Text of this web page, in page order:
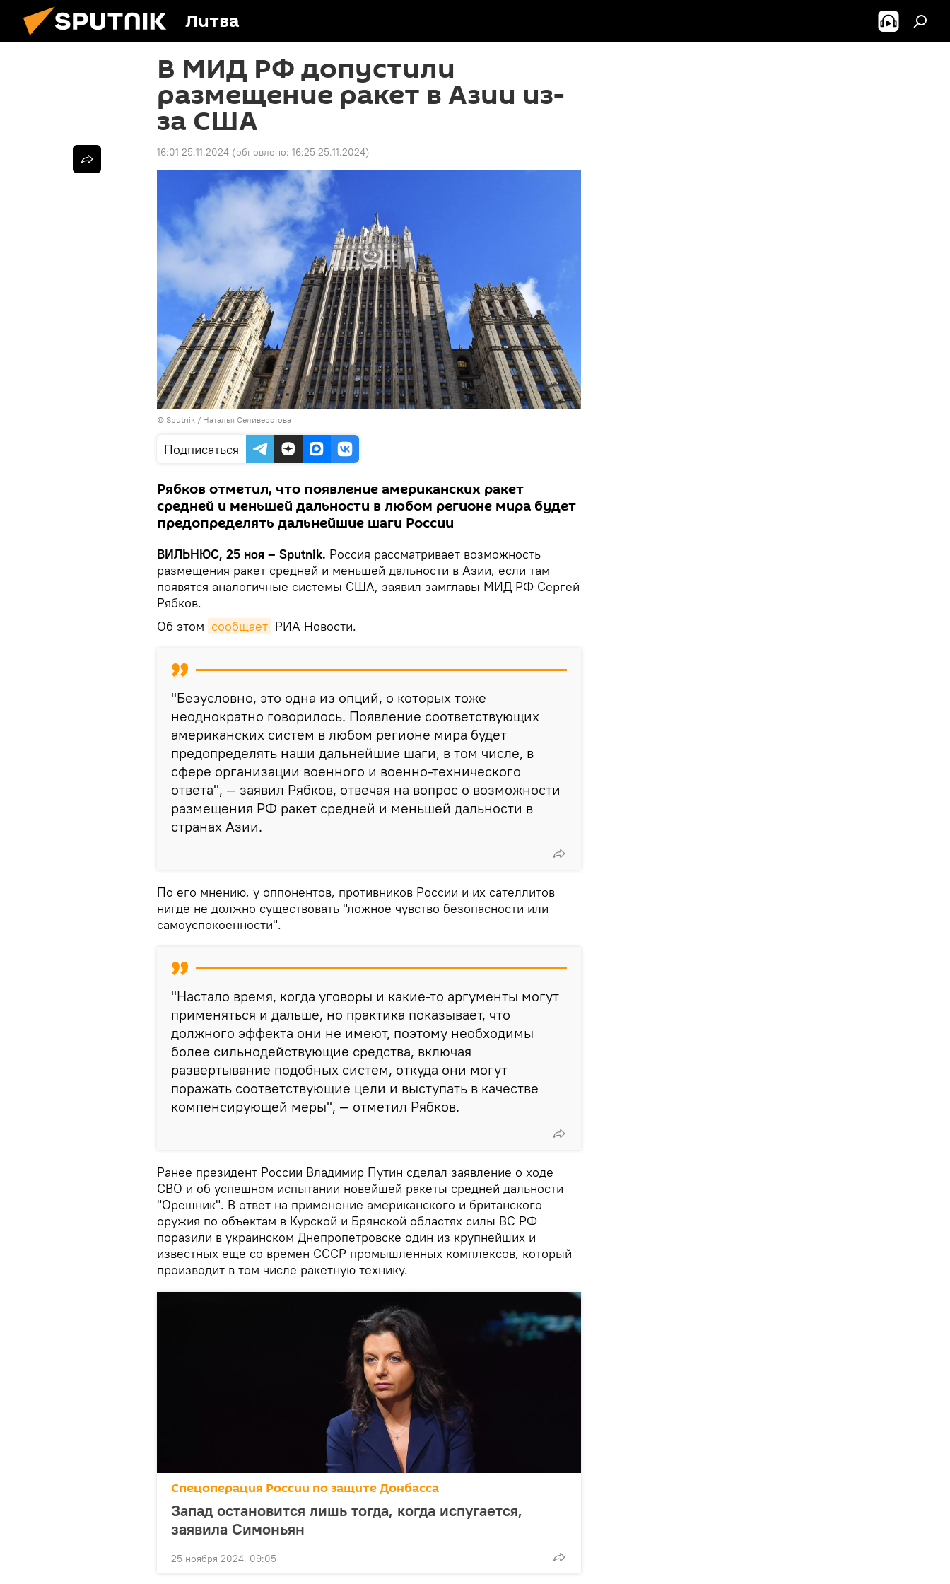
Литва
В МИД РФ допустили
размещение ракет в Азии из-
за США
16:01 25.11.2024 (обновлено: 16:25 25.11.2024)
© Sputnik / Наталья Селиверстова
Подписаться
Рябков отметил, что появление американских ракет
средней и меньшей дальности в любом регионе мира будет
предопределять дальнейшие шаги России
ВИЛЬНЮС, 25 ноя – Sputnik. Россия рассматривает возможность
размещения ракет средней и меньшей дальности в Азии, если там
появятся аналогичные системы США, заявил замглавы МИД РФ Сергей
Рябков.
Об этом сообщает РИА Новости.
"Безусловно, это одна из опций, о которых тоже
неоднократно говорилось. Появление соответствующих
американских систем в любом регионе мира будет
предопределять наши дальнейшие шаги, в том числе, в
сфере организации военного и военно-технического
ответа", — заявил Рябков, отвечая на вопрос о возможности
размещения РФ ракет средней и меньшей дальности в
странах Азии.
По его мнению, у оппонентов, противников России и их сателлитов
нигде не должно существовать "ложное чувство безопасности или
самоуспокоенности".
"Настало время, когда уговоры и какие-то аргументы могут
применяться и дальше, но практика показывает, что
должного эффекта они не имеют, поэтому необходимы
более сильнодействующие средства, включая
развертывание подобных систем, откуда они могут
поражать соответствующие цели и выступать в качестве
компенсирующей меры", — отметил Рябков.
Ранее президент России Владимир Путин сделал заявление о ходе
СВО и об успешном испытании новейшей ракеты средней дальности
"Орешник". В ответ на применение американского и британского
оружия по объектам в Курской и Брянской областях силы ВС РФ
поразили в украинском Днепропетровске один из крупнейших и
известных еще со времен СССР промышленных комплексов, который
производит в том числе ракетную технику.
Спецоперация России по защите Донбасса
Запад остановится лишь тогда, когда испугается,
заявила Симоньян
25 ноября 2024, 09:05